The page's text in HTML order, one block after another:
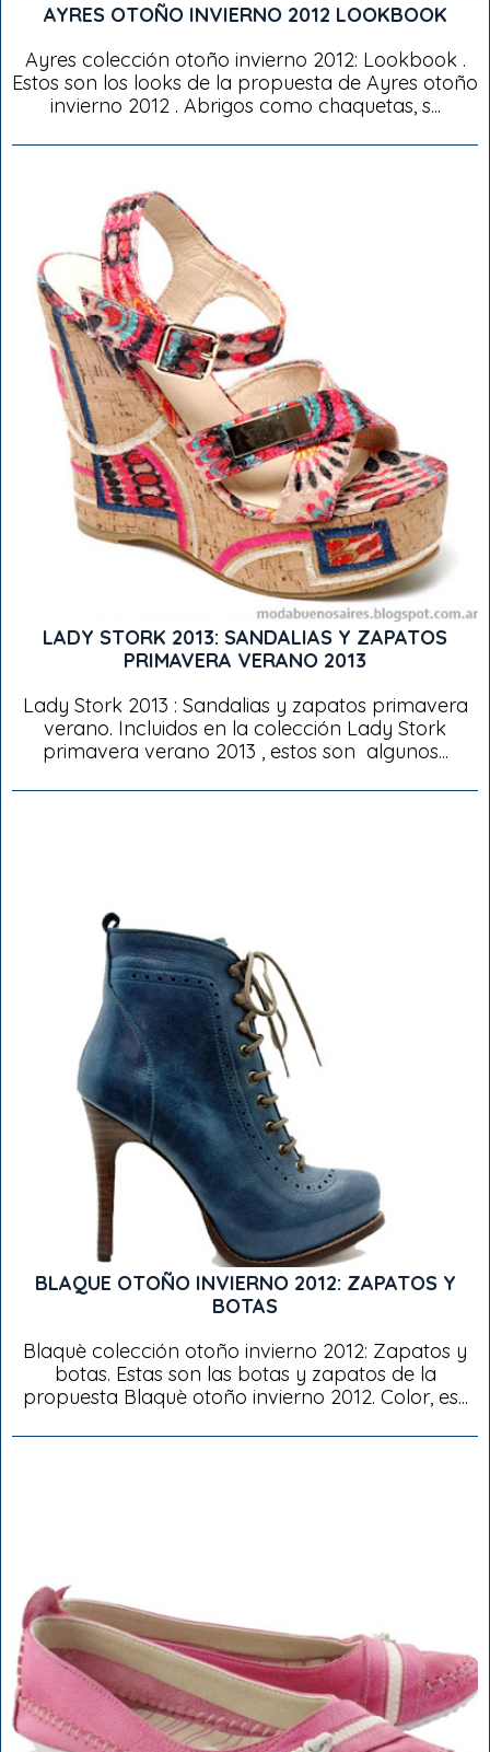
AYRES OTOÑO INVIERNO 2012 LOOKBOOK
Ayres colección otoño invierno 2012: Lookbook .
Estos son los looks de la propuesta de Ayres otoño
invierno 2012 . Abrigos como chaquetas, s...
LADY STORK 2013: SANDALIAS Y ZAPATOS
PRIMAVERA VERANO 2013
Lady Stork 2013 : Sandalias y zapatos primavera
verano. Incluidos en la colección Lady Stork
primavera verano 2013 , estos son algunos...
BLAQUE OTOÑO INVIERNO 2012: ZAPATOS Y
BOTAS
Blaquè colección otoño invierno 2012: Zapatos y
botas. Estas son las botas y zapatos de la
propuesta Blaquè otoño invierno 2012. Color, es...